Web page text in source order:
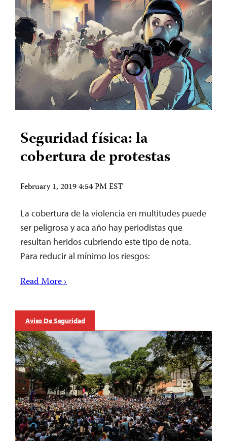
Seguridad física: la
cobertura de protestas
February 1, 2019 4:54 PM EST
La cobertura de la violencia en multitudes puede
ser peligrosa y aca año hay periodistas que
resultan heridos cubriendo este tipo de nota.
Para reducir al mínimo los riesgos:
Read More ›
Aviso De Seguridad